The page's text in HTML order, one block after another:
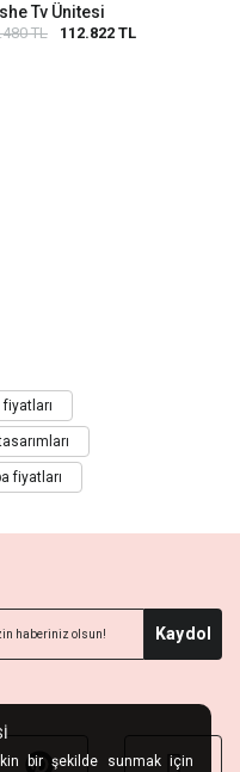
Tv Ünitesi
TL 112.822 TL
fiyatları
Kaydol
bir şekilde sunmak için